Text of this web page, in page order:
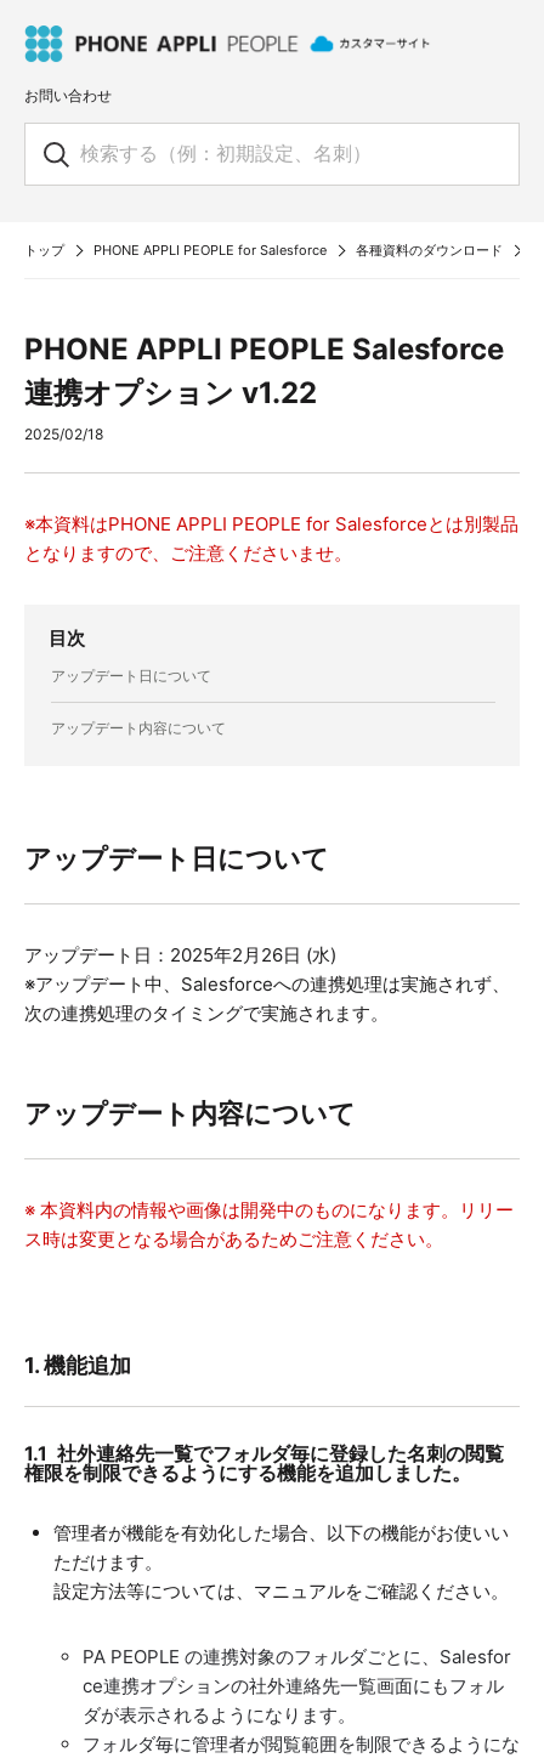
お問い合わせ
トップ PHONE APPLI PEOPLE for Salesforce 各種資料のダウンロード
PHONE APPLI PEOPLE Salesforce
連携オプション v1.22
2025/02/18
※本資料はPHONE APPLI PEOPLE for Salesforceとは別製品
となりますので、ご注意くださいませ。
目次
アップデート日について
アップデート内容について
アップデート日について
アップデート日：2025年2月26日 (水)
※アップデート中、Salesforceへの連携処理は実施されず、
次の連携処理のタイミングで実施されます。
アップデート内容について
※ 本資料内の情報や画像は開発中のものになります。リリー
ス時は変更となる場合があるためご注意ください。
1. 機能追加
1.1 社外連絡先一覧でフォルダ毎に登録した名刺の閲覧
権限を制限できるようにする機能を追加しました。
管理者が機能を有効化した場合、以下の機能がお使いい
ただけます。
設定方法等については、マニュアルをご確認ください。
PA PEOPLE の連携対象のフォルダごとに、Salesfor
ce連携オプションの社外連絡先一覧画面にもフォル
ダが表示されるようになります。
フォルダ毎に管理者が閲覧範囲を制限できるようにな